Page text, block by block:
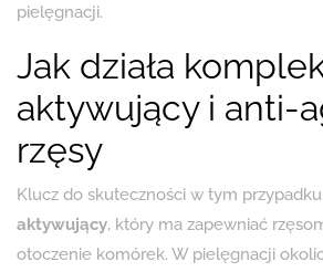
pielęgnacji.
Jak działa
aktywujący i anti-
rzęsy
Klucz do skuteczności w tym
aktywujący, który ma zapewniać
otoczenie komórek. W pielęgnacji